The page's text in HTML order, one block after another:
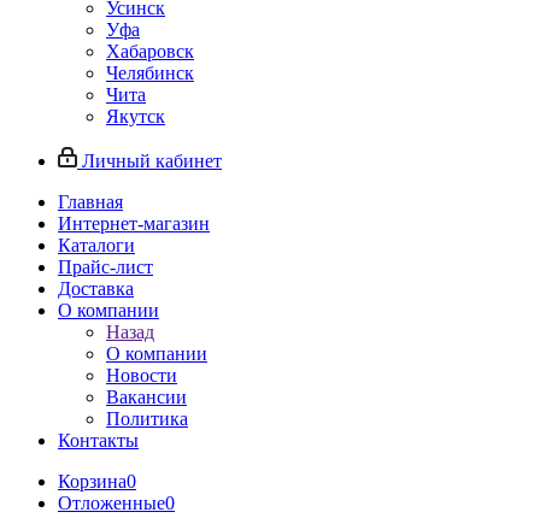
Усинск
Уфа
Хабаровск
Челябинск
Чита
Якутск
Личный кабинет
Главная
Интернет-магазин
Каталоги
Прайс-лист
Доставка
О компании
Назад
О компании
Новости
Вакансии
Политика
Контакты
Корзина0
Отложенные0